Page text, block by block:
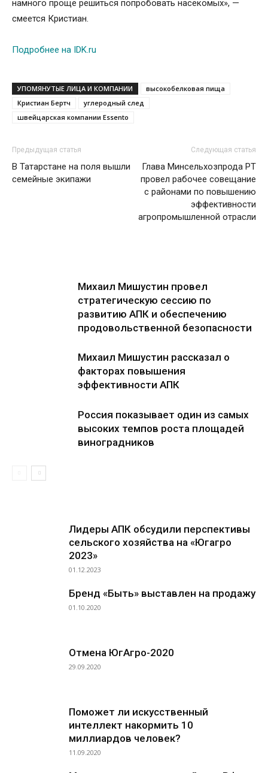
намного проще решиться попробовать насекомых», —
смеется Кристиан.
Подробнее на IDK.ru
УПОМЯНУТЫЕ ЛИЦА И КОМПАНИИ
высокобелковая пища
Кристиан Бертч
углеродный след
швейцарская компании Essento
Предыдущая статья
В Татарстане на поля вышли
семейные экипажи
Следующая статья
Глава Минсельхозпрода РТ
провел рабочее совещание
с районами по повышению
эффективности
агропромышленной отрасли
Михаил Мишустин провел
стратегическую сессию по
развитию АПК и обеспечению
продовольственной безопасности
Михаил Мишустин рассказал о
факторах повышения
эффективности АПК
Россия показывает один из самых
высоких темпов роста площадей
виноградников
Лидеры АПК обсудили перспективы
сельского хозяйства на «Югагро
2023»
01.12.2023
Бренд «Быть» выставлен на продажу
01.10.2020
Отмена ЮгАгро-2020
29.09.2020
Поможет ли искусственный
интеллект накормить 10
миллиардов человек?
11.09.2020